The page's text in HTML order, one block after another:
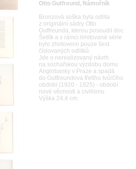
Otto Gutfreund, Námořník
Bronzová soška byla odlita
z originální sádry Otto
Gutfreunda, kterou posoudil doc.
Šetlík a v rámci limitované série
bylo zhotoveno pouze šest
číslovaných odlitků.
Jde o nerealizovaný návrh
na sochařskou výzdobu domu
Anglobanky v Praze a spadá
do Gutfreundova třetího tvůrčího
období (1920 - 1925) - období
nové věcnosti a civilismu.
Výška 24,4 cm.